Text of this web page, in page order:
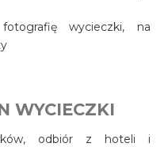
wycieczki, na
WYCIECZKI
odbiór z hoteli i